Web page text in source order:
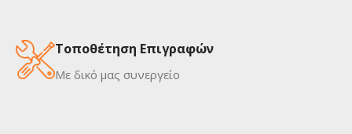
Τοποθέτηση Επιγραφών
Με δικό μας συνεργείο